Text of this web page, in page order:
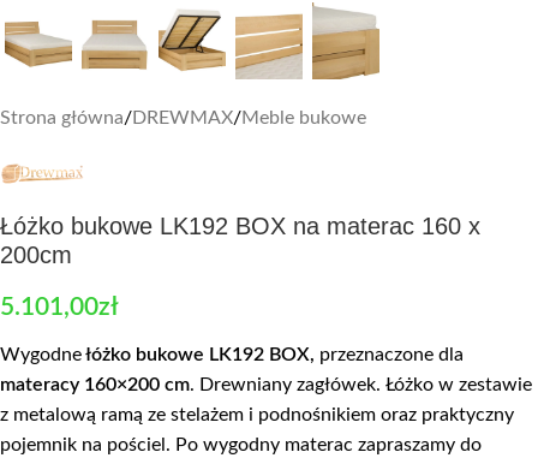
Strona główna/DREWMAX/Meble bukowe
Łóżko bukowe LK192 BOX na materac 160 x
200cm
5.101,00zł
Wygodnełóżko bukowe LK192 BOX, przeznaczone dla
materacy 160×200 cm. Drewniany zagłówek. Łóżko w zestawie
z metalową ramą ze stelażem i podnośnikiem oraz praktyczny
pojemnik na pościel. Po wygodny materac zapraszamy do